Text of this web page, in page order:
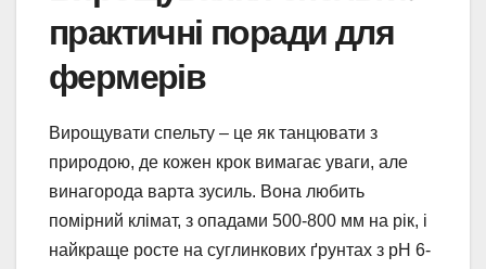
практичні поради для
фермерів
Вирощувати спельту – це як танцювати з
природою, де кожен крок вимагає уваги, але
винагорода варта зусиль. Вона любить
помірний клімат, з опадами 500-800 мм на рік, і
найкраще росте на суглинкових ґрунтах з pH 6-